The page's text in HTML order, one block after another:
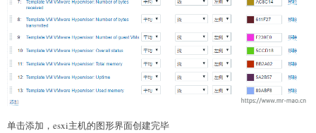
单击添加，esxi主机的图形界面创建完毕